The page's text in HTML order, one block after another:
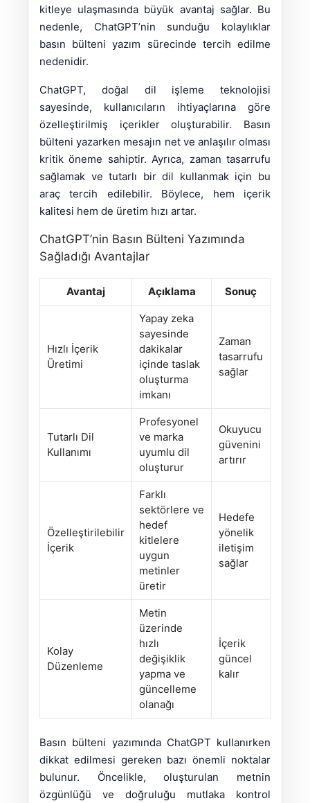
kitleye ulaşmasında büyük avantaj sağlar. Bu
nedenle, ChatGPT’nin sunduğu kolaylıklar
basın bülteni yazım sürecinde tercih edilme
nedenidir.
ChatGPT, doğal dil işleme teknolojisi
sayesinde, kullanıcıların ihtiyaçlarına göre
özelleştirilmiş içerikler oluşturabilir. Basın
bülteni yazarken mesajın net ve anlaşılır olması
kritik öneme sahiptir. Ayrıca, zaman tasarrufu
sağlamak ve tutarlı bir dil kullanmak için bu
araç tercih edilebilir. Böylece, hem içerik
kalitesi hem de üretim hızı artar.
ChatGPT’nin Basın Bülteni Yazımında
Sağladığı Avantajlar
Avantaj Açıklama Sonuç
Hızlı İçerik
Üretimi
Yapay zeka
sayesinde
dakikalar
içinde taslak
oluşturma
imkanı
Zaman
tasarrufu
sağlar
Tutarlı Dil
Kullanımı
Profesyonel
ve marka
uyumlu dil
oluşturur
Okuyucu
güvenini
artırır
Özelleştirilebilir
İçerik
Farklı
sektörlere ve
hedef
kitlelere
uygun
metinler
üretir
Hedefe
yönelik
iletişim
sağlar
Kolay
Düzenleme
Metin
üzerinde
hızlı
değişiklik
yapma ve
güncelleme
olanağı
İçerik
güncel
kalır
Basın bülteni yazımında ChatGPT kullanırken
dikkat edilmesi gereken bazı önemli noktalar
bulunur. Öncelikle, oluşturulan metnin
özgünlüğü ve doğruluğu mutlaka kontrol